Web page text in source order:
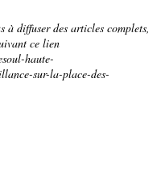
diffuser des articles complets,
ce lien
haute-
sur-la-place-des-